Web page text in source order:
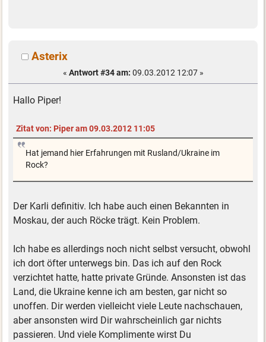
Asterix
« Antwort #34 am: 09.03.2012 12:07 »
Hallo Piper!
Zitat von: Piper am 09.03.2012 11:05
Hat jemand hier Erfahrungen mit Rusland/Ukraine im
Rock?
Der Karli definitiv. Ich habe auch einen Bekannten in
Moskau, der auch Röcke trägt. Kein Problem.
Ich habe es allerdings noch nicht selbst versucht, obwohl
ich dort öfter unterwegs bin. Das ich auf den Rock
verzichtet hatte, hatte private Gründe. Ansonsten ist das
Land, die Ukraine kenne ich am besten, gar nicht so
unoffen. Dir werden vielleicht viele Leute nachschauen,
aber ansonsten wird Dir wahrscheinlich gar nichts
passieren. Und viele Komplimente wirst Du